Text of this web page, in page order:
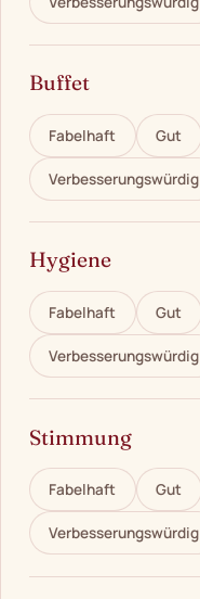
Buffet
Fabelhaft Gut
Verbesserungswürdig
Hygiene
Fabelhaft Gut
Verbesserungswürdig
Stimmung
Fabelhaft Gut
Verbesserungswürdig